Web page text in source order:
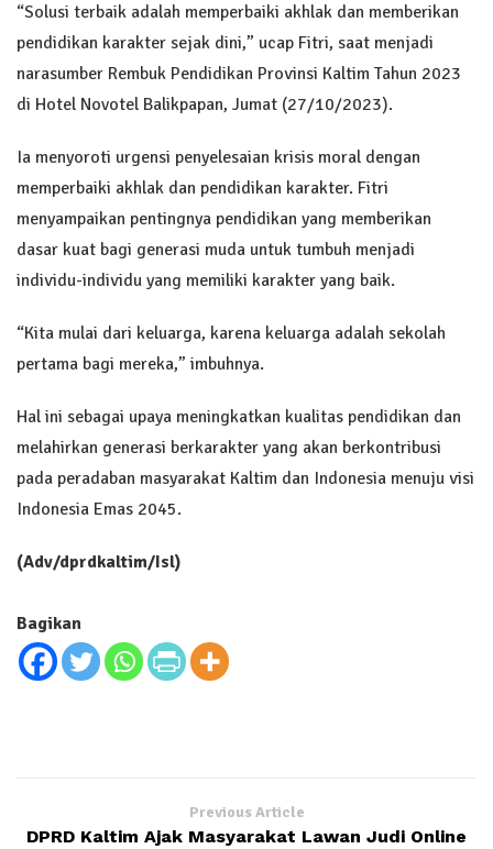
“Solusi terbaik adalah memperbaiki akhlak dan memberikan
pendidikan karakter sejak dini,” ucap Fitri, saat menjadi
narasumber Rembuk Pendidikan Provinsi Kaltim Tahun 2023
di Hotel Novotel Balikpapan, Jumat (27/10/2023).
Ia menyoroti urgensi penyelesaian krisis moral dengan
memperbaiki akhlak dan pendidikan karakter. Fitri
menyampaikan pentingnya pendidikan yang memberikan
dasar kuat bagi generasi muda untuk tumbuh menjadi
individu-individu yang memiliki karakter yang baik.
“Kita mulai dari keluarga, karena keluarga adalah sekolah
pertama bagi mereka,” imbuhnya.
Hal ini sebagai upaya meningkatkan kualitas pendidikan dan
melahirkan generasi berkarakter yang akan berkontribusi
pada peradaban masyarakat Kaltim dan Indonesia menuju visi
Indonesia Emas 2045.
(Adv/dprdkaltim/Isl)
Bagikan
Previous Article
DPRD Kaltim Ajak Masyarakat Lawan Judi Online